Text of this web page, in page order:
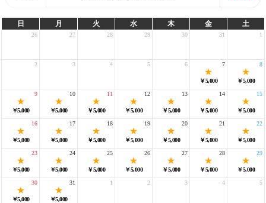
日 月 火 水 木 金 土
26 27 28 29 30 31 1
2 3 4 5 6
￥5,000
7
￥5,000
8
￥5,000
9
￥5,000
10
￥5,000
11
￥5,000
12
￥5,000
13
￥5,000
14
￥5,000
15
￥5,000
16
￥5,000
17
￥5,000
18
￥5,000
19
￥5,000
20
￥5,000
21
￥5,000
22
￥5,000
23
￥5,000
24
￥5,000
25
￥5,000
26
￥5,000
27
￥5,000
28
￥5,000
29
￥5,000
30
￥5,000
31 1 2 3 4 5